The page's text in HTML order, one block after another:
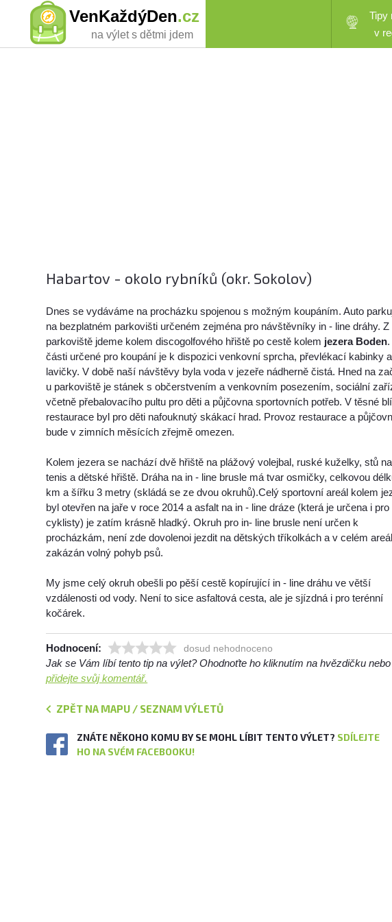
VenKaždýDen.cz
na výlet s dětmi jdem
Tipy
v
Habartov - okolo rybníků (okr. Sokolov)
Dnes se vydáváme na procházku spojenou s možným koupáním. Auto
na bezplatném parkovišti určeném zejména pro návštěvníky in - line dráhy. Z
parkoviště jdeme kolem discogolfového hřiště po cestě kolem jezera Boden
části určené pro koupání je k dispozici venkovní sprcha, převlékací kabinky a
lavičky. V době naší návštěvy byla voda v jezeře nádherně čistá. Hned na
u parkoviště je stánek s občerstvením a venkovním posezením, sociální
včetně přebalovacího pultu pro děti a půjčovna sportovních potřeb. V těsné
restaurace byl pro děti nafouknutý skákací hrad. Provoz restaurace a
bude v zimních měsících zřejmě omezen.
Kolem jezera se nachází dvě hřiště na plážový volejbal, ruské kuželky, stů
tenis a dětské hřiště. Dráha na in - line brusle má tvar osmičky, celkovou
km a šířku 3 metry (skládá se ze dvou okruhů).Celý sportovní areál kolem
byl otevřen na jaře v roce 2014 a asfalt na in - line dráze (která je určena i pro
cyklisty) je zatím krásně hladký. Okruh pro in- line brusle není určen k
procházkám, není zde dovolenoi jezdit na dětských tříkolkách a v celém
zakázán volný pohyb psů.
My jsme celý okruh obešli po pěší cestě kopírující in - line dráhu ve větší
vzdálenosti od vody. Není to sice asfaltová cesta, ale je sjízdná i pro terénní
kočárek.
Hodnocení: dosud nehodnoceno
Jak se Vám líbí tento tip na výlet? Ohodnoťte ho kliknutím na hvězdičku nebo
přidejte svůj komentář.
ZPĚT NA MAPU / SEZNAM VÝLETŮ
ZNÁTE NĚKOHO KOMU BY SE MOHL LÍBIT TENTO VÝLET? SDÍLEJTE
HO NA SVÉM FACEBOOKU!